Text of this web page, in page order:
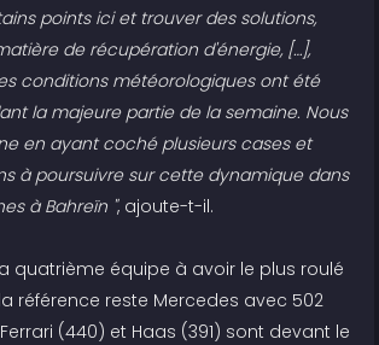
points ici et trouver des solutions,
de récupération d'énergie, […],
conditions météorologiques ont été
la majeure partie de la semaine. Nous
en ayant coché plusieurs cases et
à poursuivre sur cette dynamique dans
à Bahreïn ", ajoute-t-il.
quatrième équipe à avoir le plus roulé
référence reste Mercedes avec 502
(440) et Haas (391) sont devant le